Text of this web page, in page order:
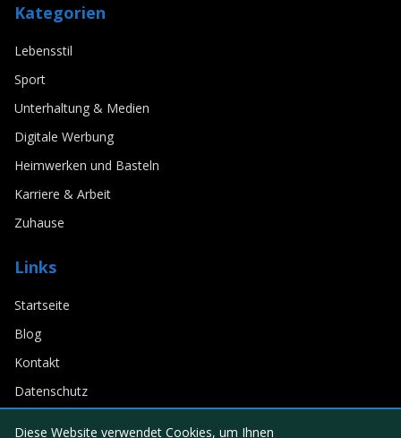
Kategorien
Lebensstil
Sport
Unterhaltung & Medien
Digitale Werbung
Heimwerken und Basteln
Karriere & Arbeit
Zuhause
Links
Startseite
Blog
Kontakt
Datenschutz
Diese Website verwendet Cookies, um Ihnen